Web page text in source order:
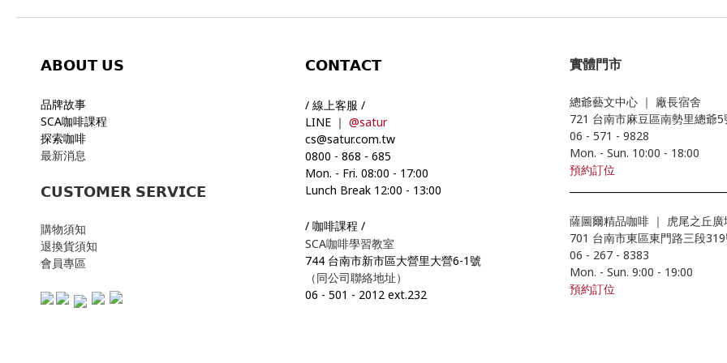
𝗔𝗕𝗢𝗨𝗧 𝗨𝗦
品牌故事
SCA咖啡課程
探索咖啡
最新消息
𝗖𝗨𝗦𝗧𝗢𝗠𝗘𝗥 𝗦𝗘𝗥𝗩𝗜𝗖𝗘
購物須知
退換貨須知
會員專區
𝗖𝗢𝗡𝗧𝗔𝗖𝗧
/ 線上客服 /
LINE ｜ @satur
cs@satur.com.tw
0800 - 868 - 685
Mon. - Fri. 08:00 - 17:00
Lunch Break 12:00 - 13:00
/ 咖啡課程 /
SCA咖啡學習教室
744 台南市新市區大營里大營6-1號
（同公司聯絡地址）
06 - 501 - 2012 ext.232
實體門市
總爺藝文中心 ｜ 廠長宿舍
721 台南市麻豆區南勢里總爺5
06 - 571 - 9828
Mon. - Sun. 10:00 - 18:00
預約訂位
薩圖爾精品咖啡 ｜ 虎尾之丘廣
701 台南市東區東門路三段
06 - 267 - 8383
Mon. - Sun. 9:00 - 19:00
預約訂位